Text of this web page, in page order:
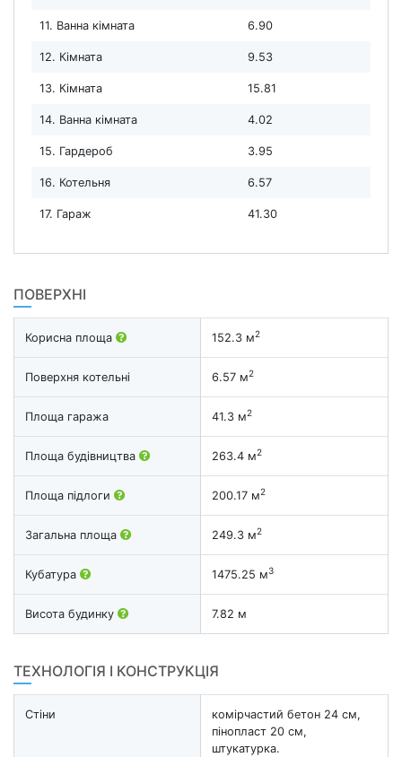
11. Ванна кімната 6.90
12. Кімната 9.53
13. Кімната 15.81
14. Ванна кімната 4.02
15. Гардероб 3.95
16. Котельня 6.57
17. Гараж 41.30
ПОВЕРХНІ
Корисна площа 152.3 м2
Поверхня котельні 6.57 м2
Площа гаража 41.3 м2
Площа будівництва 263.4 м2
Площа підлоги 200.17 м2
Загальна площа 249.3 м2
Кубатура 1475.25 м3
Висота будинку 7.82 м
ТЕХНОЛОГІЯ І КОНСТРУКЦІЯ
Стіни
комірчастий бетон 24 см,
пінопласт 20 см,
штукатурка.